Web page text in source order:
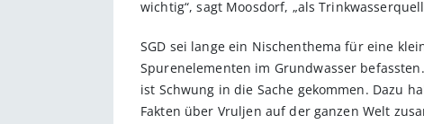
wichtig“, sagt Moosdorf, „als
SGD sei lange ein Nischenthema für eine
Spurenelementen im Grundwasser
ist Schwung in die Sache gekommen. Dazu
Fakten über Vruljen auf der ganzen Welt